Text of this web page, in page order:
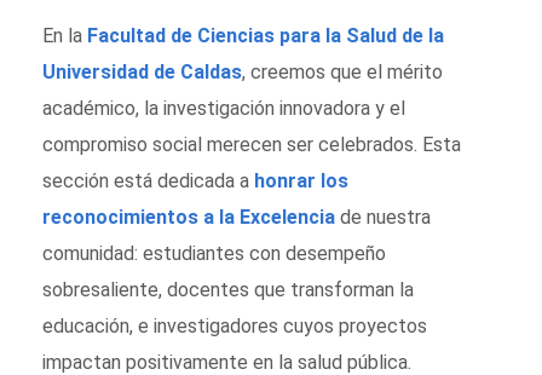
En la Facultad de Ciencias para la Salud de la
Universidad de Caldas, creemos que el mérito
académico, la investigación innovadora y el
compromiso social merecen ser celebrados. Esta
sección está dedicada a honrar los
reconocimientos a la Excelencia de nuestra
comunidad: estudiantes con desempeño
sobresaliente, docentes que transforman la
educación, e investigadores cuyos proyectos
impactan positivamente en la salud pública.